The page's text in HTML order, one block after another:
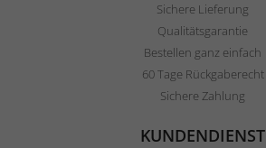
Sichere Lieferung
Qualitätsgarantie
Bestellen ganz einfach
60 Tage Rückgaberecht
Sichere Zahlung
KUNDENDIENST